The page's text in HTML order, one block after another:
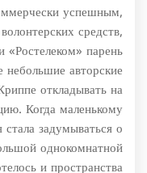
успешным,
средств,
парень
небольшие авторские
откладывать на
Когда маленькому
задумываться о
однокомнатной
и пространства